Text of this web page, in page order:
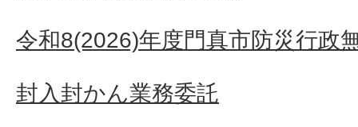
令和8(2026)年度門真市防災行政
封入封かん業務委託